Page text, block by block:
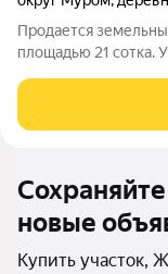
Продается
площадью 21 сотка.
д.Лазарево-
Подходит для
новые
Купить участок,